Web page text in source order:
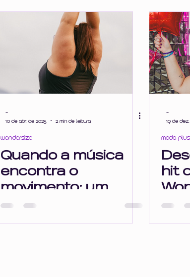
autoestima
-
10 de abr. de 2025
2 min de leitura
wondersize
Quando a música
encontra o
movimento: um
abraço sonoro para
-
19 de
moda
hit